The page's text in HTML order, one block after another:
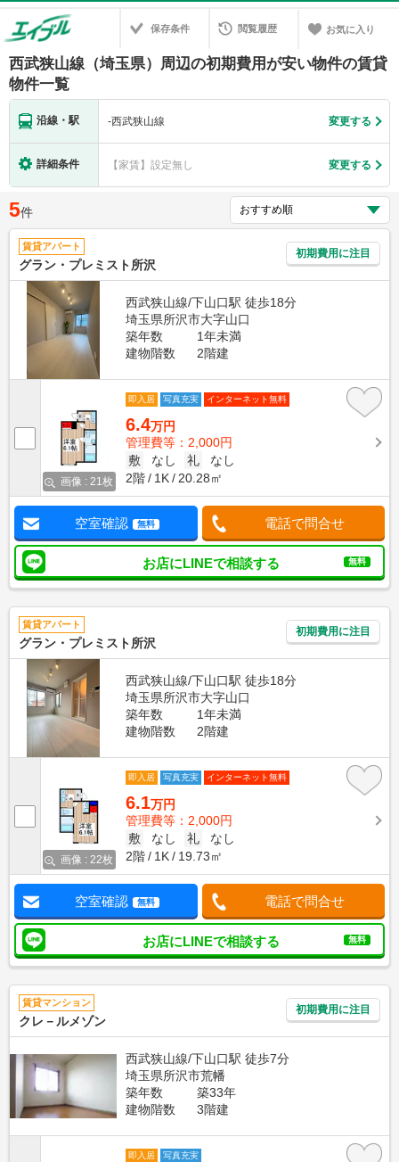
保存条件 閲覧履歴 お気に入り
西武狭山線（埼玉県）周辺の初期費用が安い物件の賃貸
物件一覧
沿線・駅 -西武狭山線 変更する
詳細条件 【家賃】設定無し 変更する
5件
賃貸アパート
グラン・プレミスト所沢
初期費用に注目
西武狭山線/下山口駅 徒歩18分
埼玉県所沢市大字山口
築年数
1年未満
建物階数
2階建
画像 : 21枚
即入居 写真充実 インターネット無料
6.4万円
管理費等：2,000円
敷
なし 礼
なし
2階
1K 20.28㎡
空室確認 無料 電話で問合せ
お店にLINEで相談する 無料
賃貸アパート
グラン・プレミスト所沢
初期費用に注目
西武狭山線/下山口駅 徒歩18分
埼玉県所沢市大字山口
築年数
1年未満
建物階数
2階建
画像 : 22枚
即入居 写真充実 インターネット無料
6.1万円
管理費等：2,000円
敷
なし 礼
なし
2階
1K 19.73㎡
空室確認 無料 電話で問合せ
お店にLINEで相談する 無料
賃貸マンション
クレ－ルメゾン
初期費用に注目
西武狭山線/下山口駅 徒歩7分
埼玉県所沢市荒幡
築年数
築33年
建物階数
3階建
即入居 写真充実